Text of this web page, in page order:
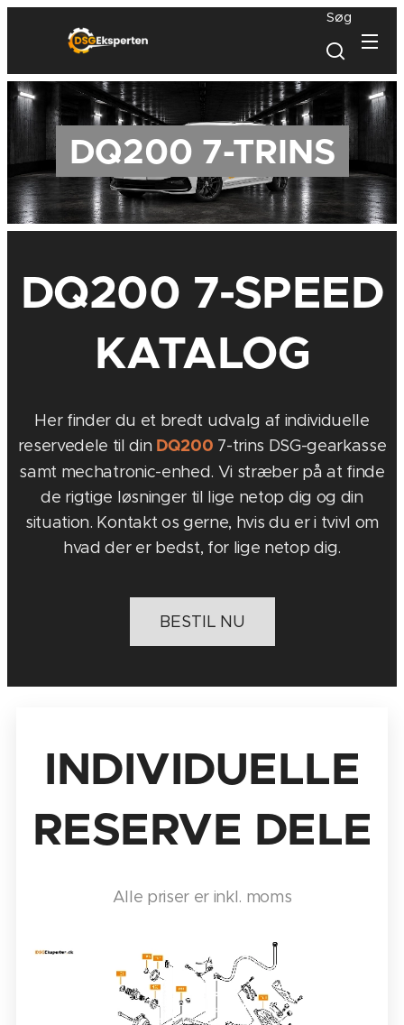
Søg
DQ200 7-TRINS
DQ200 7-SPEED
KATALOG
Her finder du et bredt udvalg af individuelle
reservedele til din DQ200 7-trins DSG-gear­kasse
samt mechatronic-enhed. Vi stræber på at finde
de rigtige løsninger til lige netop dig og din
situation. Kontakt os gerne, hvis du er i tvivl om
hvad der er bedst, for lige netop dig.
BESTIL NU
INDIVIDUELLE
RESERVE DELE
Alle priser er inkl. moms